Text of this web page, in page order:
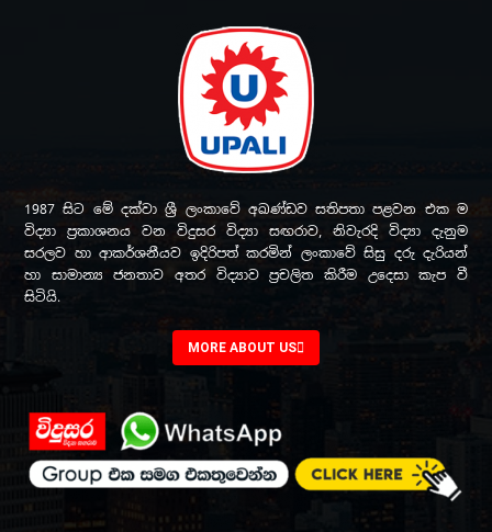
1987 සිට මේ දක්වා ශ්‍රී ලංකාවේ අඛණ්ඩව සතිපතා පළවන එක ම
විද්‍යා ප්‍රකාශනය වන විදුසර විද්‍යා සඟරාව, නිවැරදි විද්‍යා දැනුම
සරලව හා ආකර්ශනීයව ඉදිරිපත් කරමින් ලංකාවේ සිසු දරු දැරියන්
හා සාමාන්‍ය ජනතාව අතර විද්‍යාව ප්‍රචලිත කිරීම උදෙසා කැප වී
සිටියි.
MORE ABOUT US